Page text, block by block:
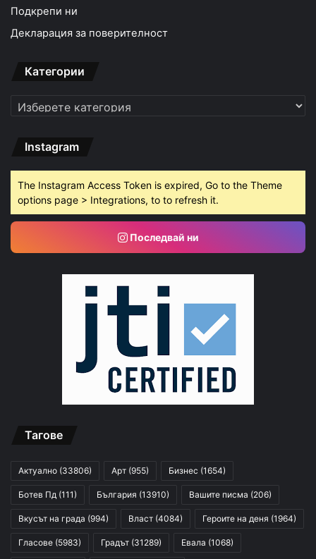
Подкрепи ни
Декларация за поверителност
Категории
Категории
Instagram
The Instagram Access Token is expired, Go to the Theme
options page > Integrations, to to refresh it.
Последвай ни
Тагове
Актуално (33806) Арт (955) Бизнес (1654)
Ботев Пд (111) България (13910) Вашите писма (206)
Вкусът на града (994) Власт (4084) Героите на деня (1964)
Гласове (5983) Градът (31289) Евала (1068)